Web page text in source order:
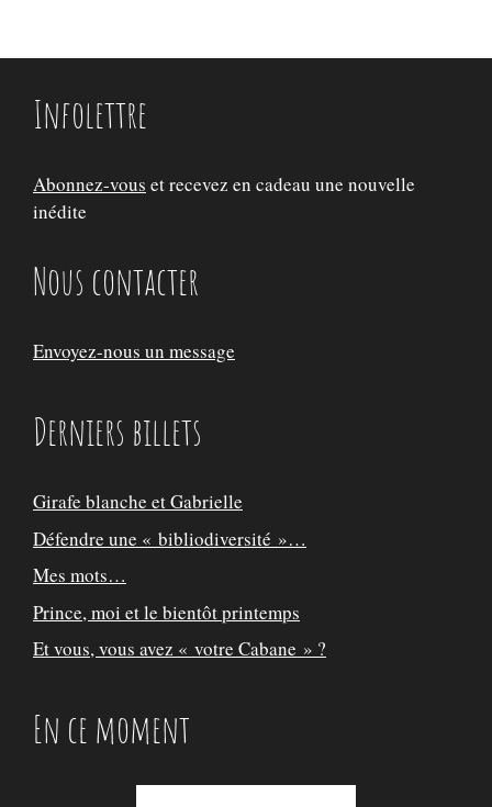
Infolettre
Abonnez-vous et recevez en cadeau une nouvelle
inédite
Nous contacter
Envoyez-nous un message
Derniers billets
Girafe blanche et Gabrielle
Défendre une « bibliodiversité »…
Mes mots…
Prince, moi et le bientôt printemps
Et vous, vous avez « votre Cabane » ?
En ce moment